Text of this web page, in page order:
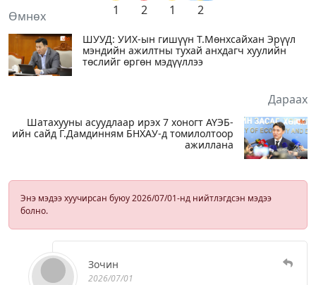
1 2 1 2
Өмнөх
ШУУД: УИХ-ын гишүүн Т.Мөнхсайхан Эрүүл
мэндийн ажилтны тухай анхдагч хуулийн
төслийг өргөн мэдүүллээ
Дараах
Шатахууны асуудлаар ирэх 7 хоногт АҮЭБ-
ийн сайд Г.Дамдинням БНХАУ-д томилолтоор
ажиллана
Энэ мэдээ хуучирсан буюу 2026/07/01-нд нийтлэгдсэн мэдээ
болно.
Зочин
2026/07/01